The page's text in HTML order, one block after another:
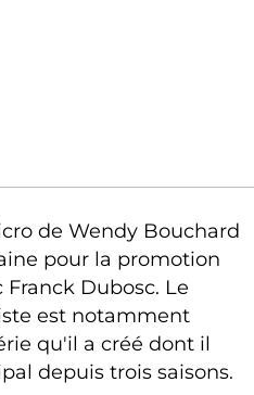
de Wendy Bouchard
pour la promotion
Dubosc. Le
est notamment
qu'il a créé dont il
depuis trois saisons.